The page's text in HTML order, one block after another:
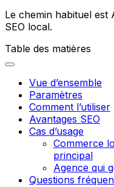
Le chemin habituel est
SEO local.
Table des matières
Vue d’ensemble
Paramètres
Comment l’utiliser
Avantages SEO
Cas d’usage
Commerce
principal
Agence qui
Questions